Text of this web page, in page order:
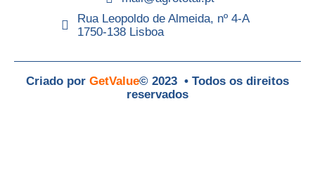
Rua Leopoldo de Almeida, nº 4-A
1750-138 Lisboa
Criado por GetValue© 2023 • Todos os direitos
reservados